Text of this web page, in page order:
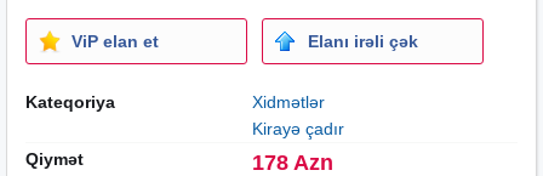
ViP elan et Elanı irəli çək
Kateqoriya
Xidmətlər
Kirayə çadır
Qiymət
178 Azn